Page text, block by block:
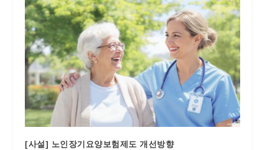
[사설] 노인장기요양보험제도 개선방향